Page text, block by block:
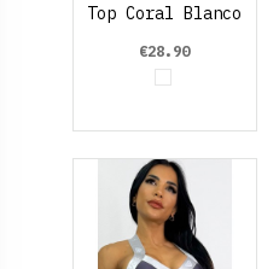
Top Coral Blanco
€28.90
White